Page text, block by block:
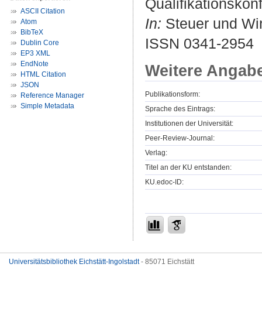
ASCII Citation
Atom
BibTeX
Dublin Core
EP3 XML
EndNote
HTML Citation
JSON
Reference Manager
Simple Metadata
In: Steuer und
ISSN 0341-2954
Weitere
Publikationsform:
Sprache des Eintrags:
Institutionen der Universität:
Peer-Review-Journal:
Verlag:
Titel an der KU entstanden:
KU.edoc-ID:
Universitätsbibliothek Eichstätt-Ingolstadt- 85071 Eichstätt